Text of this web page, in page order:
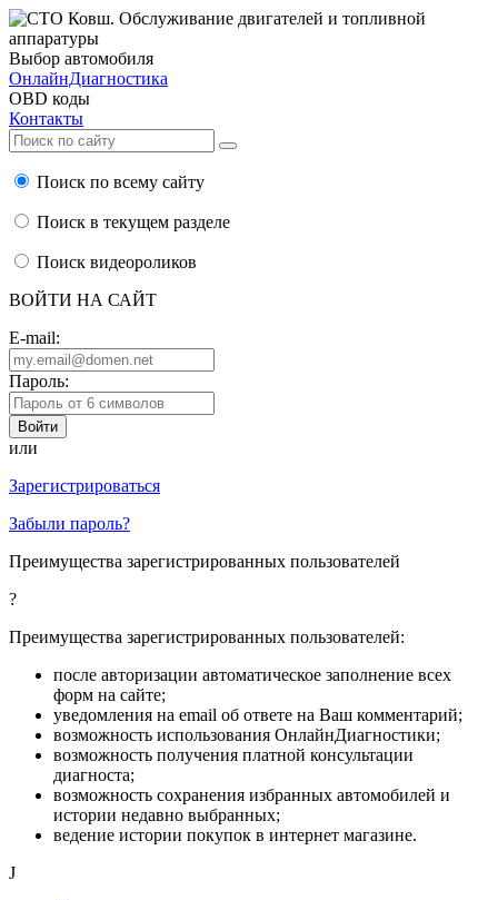
Выбор автомобиля
ОнлайнДиагностика
OBD коды
Контакты
Поиск по всему сайту
Поиск в текущем разделе
Поиск видеороликов
ВОЙТИ НА САЙТ
E-mail:
Пароль:
или
Зарегистрироваться
Забыли пароль?
Преимущества зарегистрированных пользователей
?
Преимущества зарегистрированных пользователей:
после авторизации автоматическое заполнение всех
форм на сайте;
уведомления на email об ответе на Ваш комментарий;
возможность использования ОнлайнДиагностики;
возможность получения платной консультации
диагноста;
возможность сохранения избранных автомобилей и
истории недавно выбранных;
ведение истории покупок в интернет магазине.
J